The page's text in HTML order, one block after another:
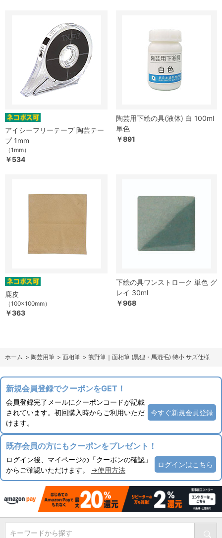
アイシーフリーテープ 陶芸テー
プ 1mm
（1mm）
￥534
陶芸用下絵の具(液体) 白 100ml
単色
￥891
鹿皮
（100×100mm）
￥363
下絵の具ワンストローク 単色 グ
レイ 30ml
￥968
ホーム > 陶芸用筆 > 面相筆 > 熊野筆｜面相筆 (黒狸・馬混毛) 特小 サズ仕様
新規会員登録でクーポンをGET！
会員登録完了メールにクーポンコードが記載
されています。初回購入時からご利用いただ
けます。
今すぐ新規会員登録
既存会員の方にもクーポンをプレゼント！
ログイン後、マイページの「クーポンの確認」
からご確認いただけます。 →使用方法
ログインはこちら
キーワードから探す